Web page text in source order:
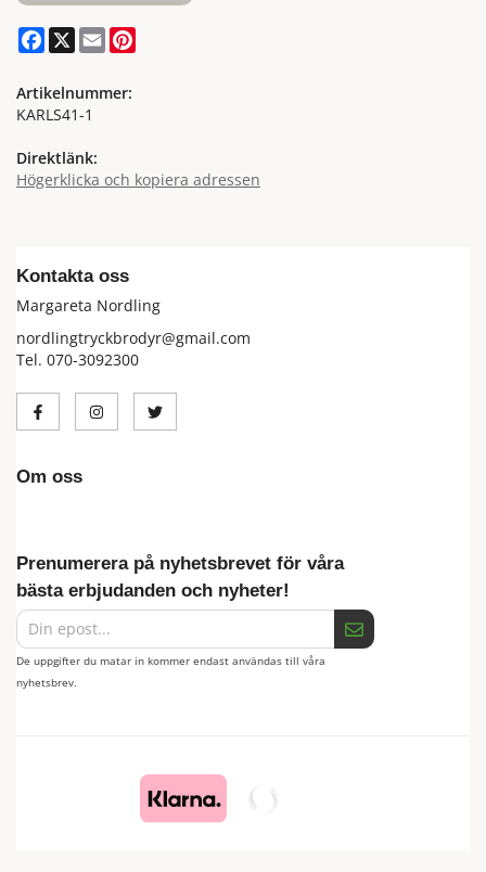
Facebook
X Email
Artikelnummer:
KARLS41-1
Direktlänk:
Högerklicka och kopiera adressen
Kontakta oss
Margareta Nordling
nordlingtryckbrodyr@gmail.com
Tel. 070-3092300
Om oss
Prenumerera på nyhetsbrevet för våra
bästa erbjudanden och nyheter!
De uppgifter du matar in kommer endast användas till våra
nyhetsbrev.